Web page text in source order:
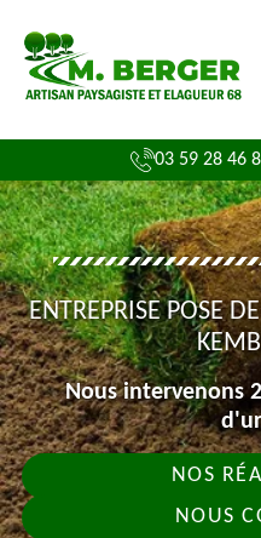
03 59 28 46
ENTREPRISE POSE
Nous intervenons
NOS
NOUS